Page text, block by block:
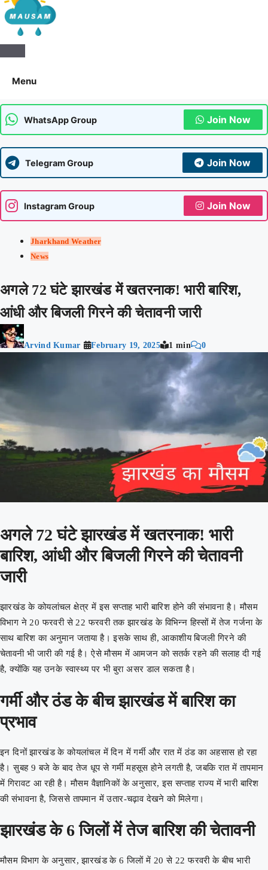
Aaj Ka Mausam | आज का
मौसम | कल का मौसम की जानकारी
सबसे पहले
Menu
WhatsApp Group Join Now
Telegram Group Join Now
Instagram Group Join Now
Jharkhand Weather
News
अगले 72 घंटे झारखंड में खतरनाक! भारी बारिश,
आंधी और बिजली गिरने की चेतावनी जारी
Arvind Kumar February 19, 2025 1 min 0
अगले 72 घंटे झारखंड में खतरनाक! भारी
बारिश, आंधी और बिजली गिरने की चेतावनी
जारी
झारखंड के कोयलांचल क्षेत्र में इस सप्ताह भारी बारिश होने की संभावना है। मौसम
विभाग ने 20 फरवरी से 22 फरवरी तक झारखंड के विभिन्न हिस्सों में तेज गर्जना के
साथ बारिश का अनुमान जताया है। इसके साथ ही, आकाशीय बिजली गिरने की
चेतावनी भी जारी की गई है। ऐसे मौसम में आमजन को सतर्क रहने की सलाह दी गई
है, क्योंकि यह उनके स्वास्थ्य पर भी बुरा असर डाल सकता है।
गर्मी और ठंड के बीच झारखंड में बारिश का
प्रभाव
इन दिनों झारखंड के कोयलांचल में दिन में गर्मी और रात में ठंड का अहसास हो रहा
है। सुबह 9 बजे के बाद तेज धूप से गर्मी महसूस होने लगती है, जबकि रात में तापमान
में गिरावट आ रही है। मौसम वैज्ञानिकों के अनुसार, इस सप्ताह राज्य में भारी बारिश
की संभावना है, जिससे तापमान में उतार-चढ़ाव देखने को मिलेगा।
झारखंड के 6 जिलों में तेज बारिश की चेतावनी
मौसम विभाग के अनुसार, झारखंड के 6 जिलों में 20 से 22 फरवरी के बीच भारी